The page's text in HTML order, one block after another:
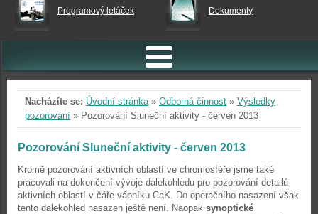
Programový letáček Dokumenty
Nacházíte se: Úvodní stránka» Odborná činnost » Výsledky
pozorování » Pozorování Sluneční aktivity - červen 2013
Pozorování Sluneční aktivity - červen 2013
Kromě pozorování aktivních oblastí ve chromosféře jsme také
pracovali na dokončení vývoje dalekohledu pro pozorování detailů
aktivních oblastí v čáře vápníku CaK. Do operačního nasazení však
tento dalekohled nasazen ještě není. Naopak synoptické